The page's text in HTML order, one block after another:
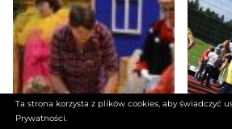
Ta strona korzysta z plików cookies, aby świadczyć
Prywatności.